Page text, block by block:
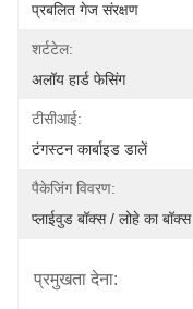
प्रबलित गेज संरक्षण
शर्टटेल:
अलॉय हार्ड फेसिंग
टीसीआई:
टंगस्टन कार्बाइड डालें
पैकेजिंग विवरण:
प्लाईवुड बॉक्स / लोहे का बॉक्स
प्रमुखता देना: